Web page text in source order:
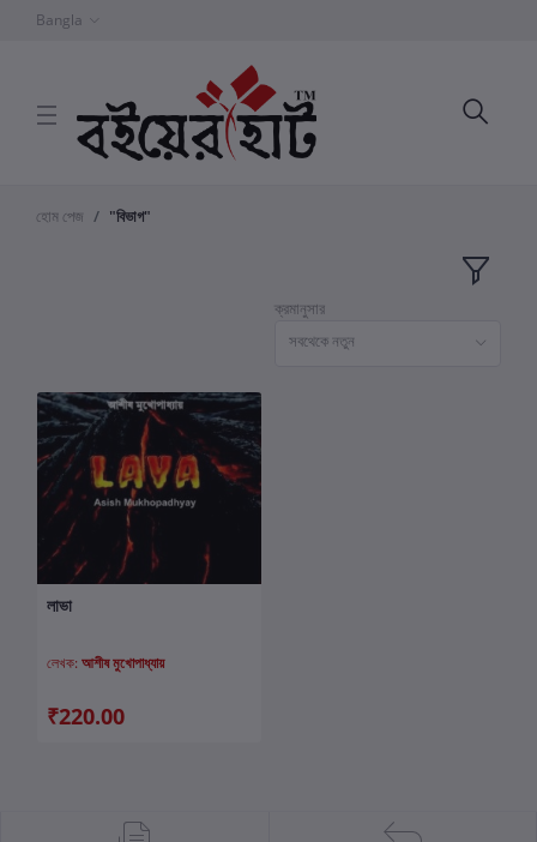
Bangla
হোম পেজ "বিভাগ"
ক্রমানুসার
সবথেকে নতুন
লাভা
লেখক: আশীষ মুখোপাধ্যায়
₹220.00